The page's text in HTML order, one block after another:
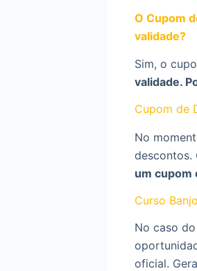
O Cupom
validade?
Sim, o
validade.
Cupom de
No
descontos.
um cupom
Curso
No caso
oficial.